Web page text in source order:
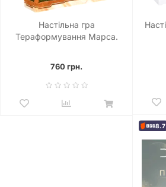
Настільна гра
Тераформування Марса.
760 грн.
8.7